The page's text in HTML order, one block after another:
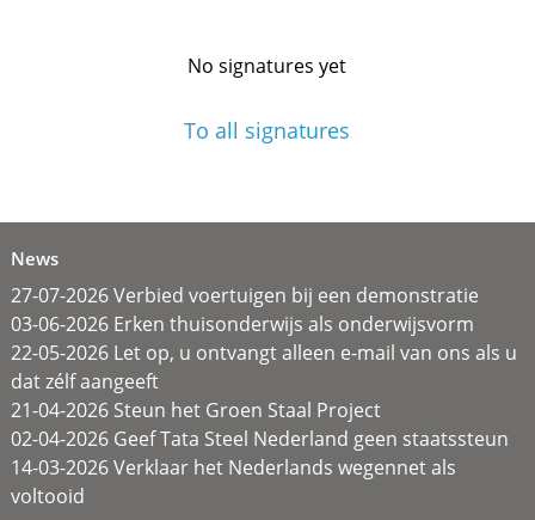
No signatures yet
To all signatures
News
27-07-2026 Verbied voertuigen bij een demonstratie
03-06-2026 Erken thuisonderwijs als onderwijsvorm
22-05-2026 Let op, u ontvangt alleen e-mail van ons als u
dat zélf aangeeft
21-04-2026 Steun het Groen Staal Project
02-04-2026 Geef Tata Steel Nederland geen staatssteun
14-03-2026 Verklaar het Nederlands wegennet als
voltooid